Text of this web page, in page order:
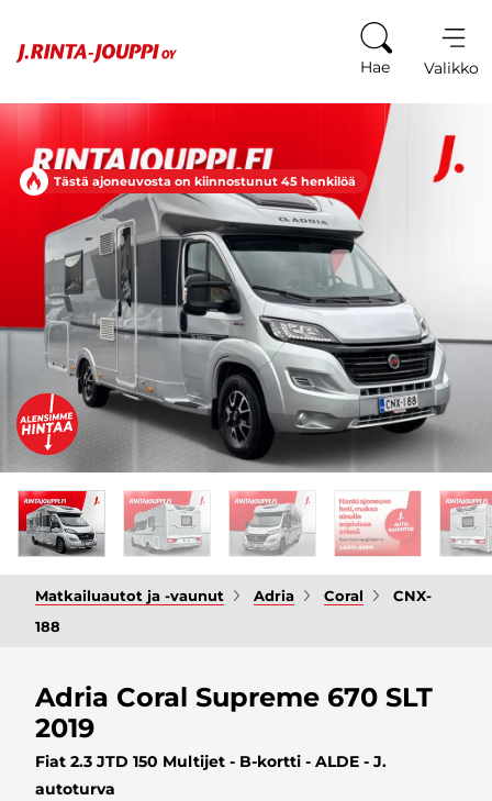
Hae Valikko
Tästä ajoneuvosta on kiinnostunut 45 henkilöä
Matkailuautot ja -vaunut Adria Coral
CNX-
188
Adria Coral Supreme 670 SLT
2019
Fiat 2.3 JTD 150 Multijet - B-kortti - ALDE - J.
autoturva